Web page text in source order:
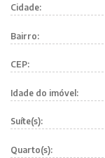
Cidade:
Bairro:
CEP:
Idade do imóvel:
Suíte(s):
Quarto(s):